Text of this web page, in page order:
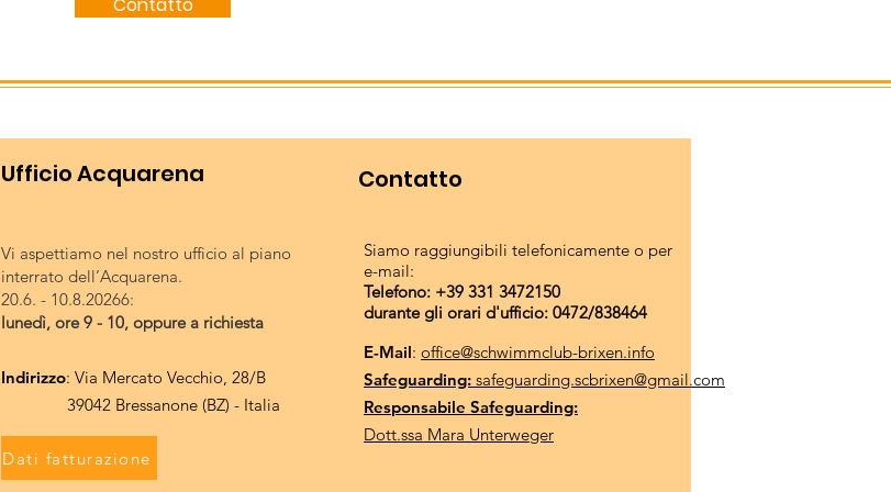
Ufficio Acquarena
Vi aspettiamo nel nostro ufficio al piano
interrato dell’Acquarena.
20.6. - 10.8.20266:
lunedì, ore 9 - 10, oppure a richiesta
Indirizzo: Via Mercato Vecchio, 28/B
39042 Bressanone (BZ) - Italia
Dati fatturazione
Contatto
Siamo raggiungibili telefonicamente o per
e-mail:
Telefono: +39 331 3472150
durante gli orari d'ufficio: 0472/838464
E-Mail: office@schwimmclub-brixen.info
Safeguarding: safeguarding.scbrixen@gmail.com
Responsabile Safeguarding:
Dott.ssa Mara Unterweger